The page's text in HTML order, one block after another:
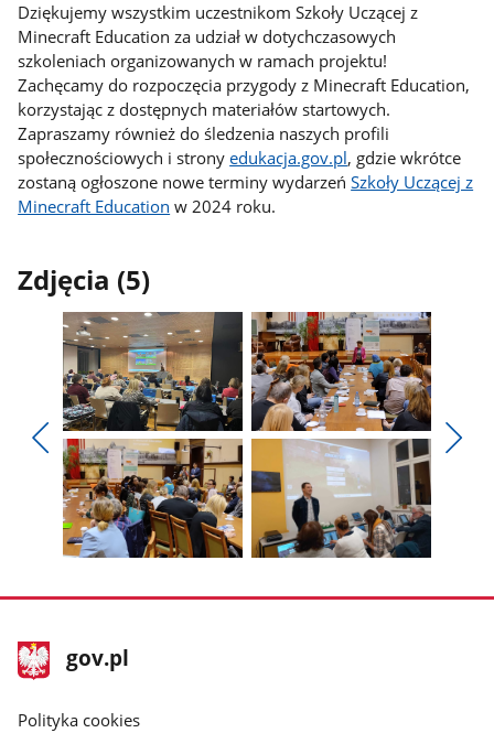
Dziękujemy wszystkim uczestnikom Szkoły Uczącej z
Minecraft Education za udział w dotychczasowych
szkoleniach organizowanych w ramach projektu!
Zachęcamy do rozpoczęcia przygody z Minecraft Education,
korzystając z dostępnych materiałów startowych.
Zapraszamy również do śledzenia naszych profili
społecznościowych i stronyedukacja.gov.pl, gdzie wkrótce
zostaną ogłoszone nowe terminy wydarzeńSzkoły Uczącej z
Minecraft Education w 2024 roku.
Zdjęcia (5)
Pokaż
poprzednie
zdjęcia
Pokaż
zdjęcie
1
z
galerii.
Pokaż
zdjęcie
2
galerii.
zdjęcie
galerii.
zdjęcie
stopka
gov.pl
Strona
gov.pl
gov.pl
Polityka cookies